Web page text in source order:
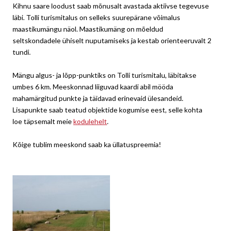
Kihnu saare loodust saab mõnusalt avastada aktiivse tegevuse
läbi. Tolli turismitalus on selleks suurepärane võimalus
maastikumängu näol. Maastikumäng on mõeldud
seltskondadele ühiselt nuputamiseks ja kestab orienteeruvalt 2
tundi.
Mängu algus- ja lõpp-punktiks on Tolli turismitalu, läbitakse
umbes 6 km. Meeskonnad liiguvad kaardi abil mööda
mahamärgitud punkte ja täidavad erinevaid ülesandeid.
Lisapunkte saab teatud objektide kogumise eest, selle kohta
loe täpsemalt meiekodulehelt.
Kõige tublim meeskond saab ka üllatuspreemia!